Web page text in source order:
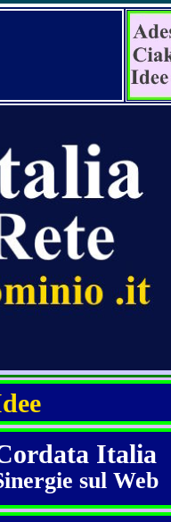
Italia
sul Web